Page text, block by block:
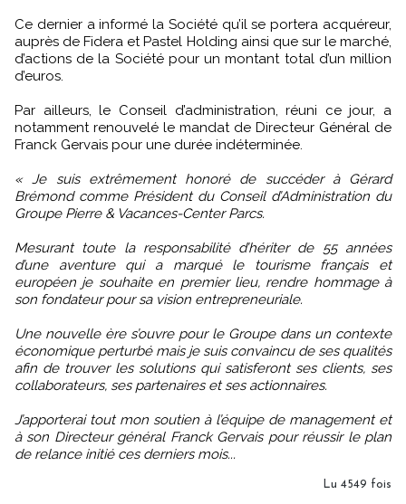
Ce dernier a informé la Société qu’il se portera acquéreur,
auprès de Fidera et Pastel Holding ainsi que sur le marché,
d’actions de la Société pour un montant total d’un million
d’euros.
Par ailleurs, le Conseil d’administration, réuni ce jour, a
notamment renouvelé le mandat de Directeur Général de
Franck Gervais pour une durée indéterminée.
« Je suis extrêmement honoré de succéder à Gérard
Brémond comme Président du Conseil d’Administration du
Groupe Pierre & Vacances-Center Parcs.
Mesurant toute la responsabilité d’hériter de 55 années
d’une aventure qui a marqué le tourisme français et
européen je souhaite en premier lieu, rendre hommage à
son fondateur pour sa vision entrepreneuriale.
Une nouvelle ère s’ouvre pour le Groupe dans un contexte
économique perturbé mais je suis convaincu de ses qualités
afin de trouver les solutions qui satisferont ses clients, ses
collaborateurs, ses partenaires et ses actionnaires.
J’apporterai tout mon soutien à l’équipe de management et
à son Directeur général Franck Gervais pour réussir le plan
de relance initié ces derniers mois...
Lu 4549 fois